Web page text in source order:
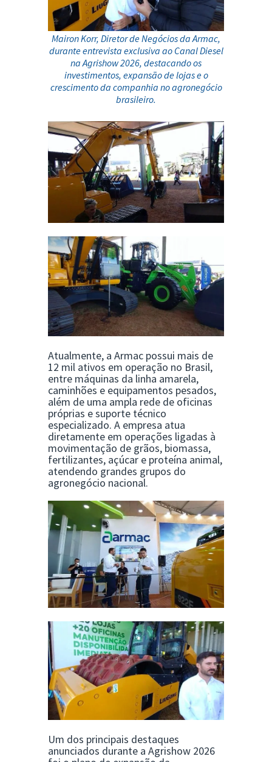
Mairon Korr, Diretor de Negócios daArmac,
durante entrevista exclusiva ao Canal Diesel
naAgrishow 2026, destacando os
investimentos, expansão de lojas e o
crescimento da companhia no agronegócio
brasileiro.
Atualmente, a Armac possui mais de
12 mil ativos em operação no Brasil,
entre máquinas da linha amarela,
caminhões e equipamentos pesados,
além de uma ampla rede de oficinas
próprias e suporte técnico
especializado. A empresa atua
diretamente em operações ligadas à
movimentação de grãos, biomassa,
fertilizantes, açúcar e proteína animal,
atendendo grandes grupos do
agronegócio nacional.
Um dos principais destaques
anunciados durante a Agrishow 2026